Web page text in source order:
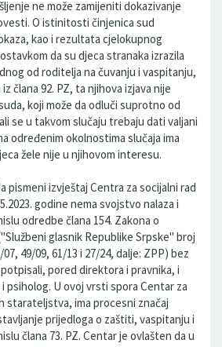
ne može zamijeniti dokazivanje
O istinitosti činjenica sud
kao i rezultata cjelokupnog
da su djeca stranaka izrazila
od roditelja na čuvanju i vaspitanju,
člana 92. PZ, ta njihova izjava nije
koji može da odluči suprotno od
se u takvom slučaju trebaju dati valjani
određenim okolnostima slučaja ima
žele nije u njihovom interesu.
pismeni izvještaj Centra za socijalni rad
godine nema svojstvo nalaza i
odredbe člana 154. Zakona o
glasnik Republike Srpske" broj
49/09, 61/13 i 27/24, dalje: ZPP) bez
pored direktora i pravnika, i
psiholog. U ovoj vrsti spora Centar za
starateljstva, ima procesni značaj
prijedloga o zaštiti, vaspitanju i
člana 73. PZ. Centar je ovlašten da u